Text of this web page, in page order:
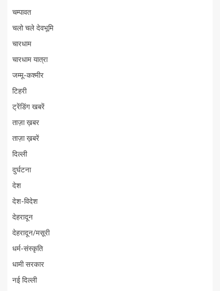
चम्पावत
चलो चले देवभूमि
चारधाम
चारधाम यात्रा
जम्मू-कश्मीर
टिहरी
ट्रेंडिंग खबरें
ताज़ा ख़बर
ताज़ा ख़बरें
दिल्ली
दुर्घटना
देश
देश-विदेश
देहरादून
देहरादून/मसूरी
धर्म-संस्कृति
धामी सरकार
नई दिल्ली